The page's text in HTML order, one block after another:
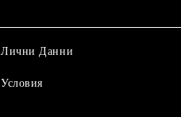
Лични Данни
Условия